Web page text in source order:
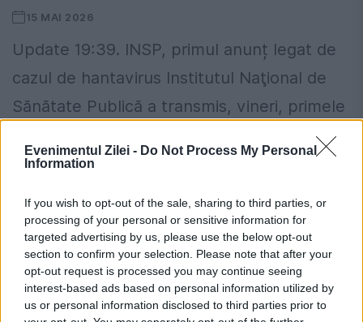
Evenimentul Zilei - Do Not Process My Personal
Information
If you wish to opt-out of the sale, sharing to third parties, or
processing of your personal or sensitive information for
targeted advertising by us, please use the below opt-out
section to confirm your selection. Please note that after your
opt-out request is processed you may continue seeing
interest-based ads based on personal information utilized by
us or personal information disclosed to third parties prior to
15 MAI 2026
Update 19:39. INSP, primul anunț legat de
cazul de hantavirus Institutul Naţional de
Sănătate Publică a transmis, vineri, primele
clarificări privind cazul suspect de la Arad,
aflat în prezent în...